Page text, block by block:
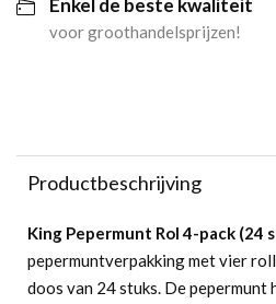
Enkel de beste kwaliteit
voor groothandelsprijzen!
Productbeschrijving
King Pepermunt Rol 4-pack (24
pepermuntverpakking met vier
doos van 24 stuks. De